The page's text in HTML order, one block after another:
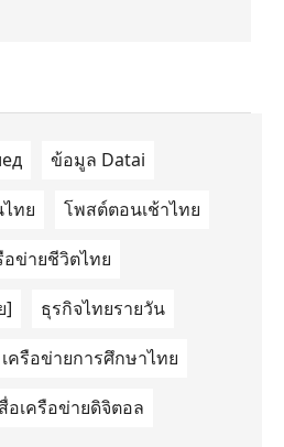
ข้อมูล Datai
ทย โพสต์ตอนเช้าไทย
อข่ายชีวิตไทย
] ธุรกิจไทยรายวัน
เครือข่ายการศึกษาไทย
สื่อเครือข่ายดิจิตอล